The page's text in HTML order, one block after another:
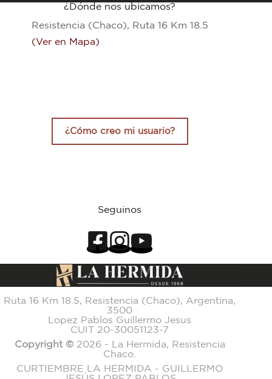
¿Dónde nos ubicamos?
Resistencia (Chaco), Ruta 16 Km 18.5
(Ver en Mapa)
¿Cómo creo mi usuario?
Seguinos
Ruta 16 Km 18.5, Resistencia (Chaco), Argentina,
3500
Lopez Pablos Guillermo Jesus
CUIT 20-30051123-7
Copyright ©2026 - La Hermida, Resistencia
Chaco.
CURTIEMBRE LA HERMIDA - GUILLERMO